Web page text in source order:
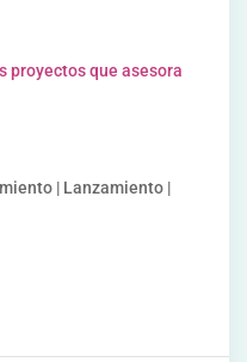
proyectos que asesora
| Lanzamiento |